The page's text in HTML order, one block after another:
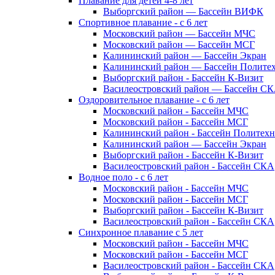
Выборгский район — Бассейн ВИФК
Спортивное плавание - с 6 лет
Московский район — Бассейн МЧС
Московский район — Бассейн МСГ
Калининский район — Бассейн Экран
Калининский район — Бассейн
Выборгский район - Бассейн К-Визит
Василеостровский район — Бассейн
Оздоровительное плавание - с 6 лет
Московский район - Бассейн МЧС
Московский район - Бассейн МСГ
Калининский район - Бассейн
Калининский район — Бассейн Экран
Выборгский район - Бассейн К-Визит
Василеостровский район - Бассейн СКА
Водное поло - с 6 лет
Московский район - Бассейн МЧС
Московский район - Бассейн МСГ
Выборгский район - Бассейн К-Визит
Василеостровский район - Бассейн СКА
Синхронное плавание с 5 лет
Московский район - Бассейн МЧС
Московский район - Бассейн МСГ
Василеостровский район - Бассейн СКА